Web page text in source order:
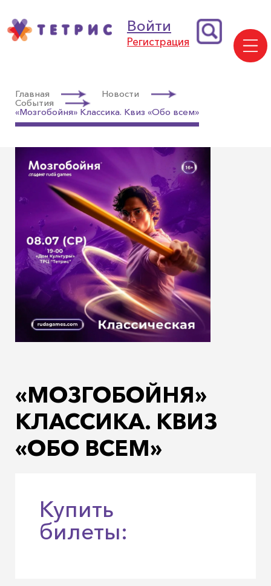
Войти
Регистрация
Главная
Новости
События
«Мозгобойня» Классика. Квиз «Обо всем»
«МОЗГОБОЙНЯ»
КЛАССИКА. КВИЗ
«ОБО ВСЕМ»
Купить
билеты: